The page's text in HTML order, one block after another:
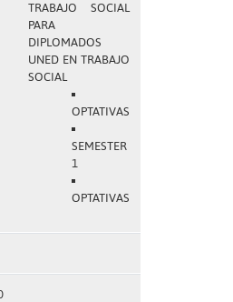
TRABAJO SOCIAL
PARA
DIPLOMADOS
UNED EN TRABAJO
SOCIAL
OPTATIVAS
SEMESTER
1
OPTATIVAS